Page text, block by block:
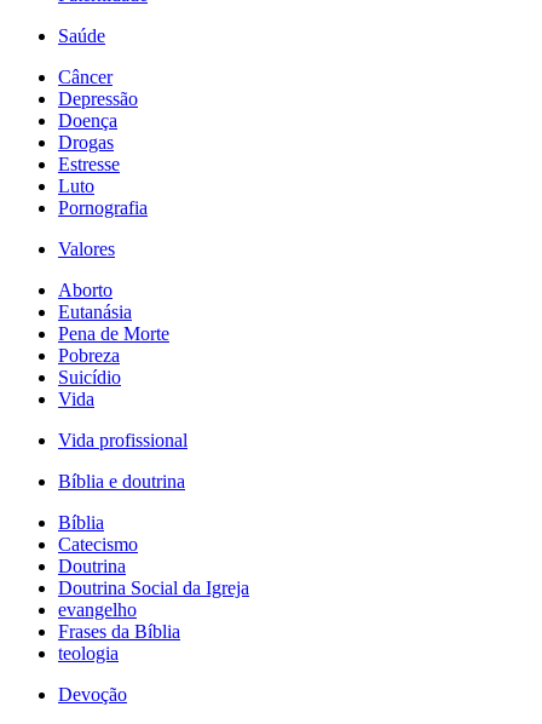
Saúde
Câncer
Depressão
Doença
Drogas
Estresse
Luto
Pornografia
Valores
Aborto
Eutanásia
Pena de Morte
Pobreza
Suicídio
Vida
Vida profissional
Bíblia e doutrina
Bíblia
Catecismo
Doutrina
Doutrina Social da Igreja
evangelho
Frases da Bíblia
teologia
Devoção